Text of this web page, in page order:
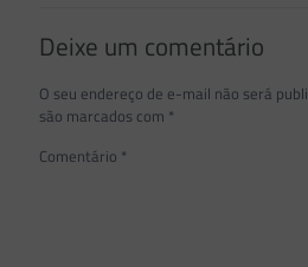
Deixe um comentário
O seu endereço de e-mail não será
são marcados com *
Comentário *